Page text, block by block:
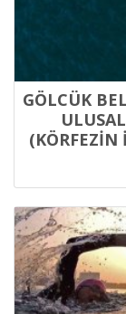
GÖLCÜK
(KÖRFEZİN